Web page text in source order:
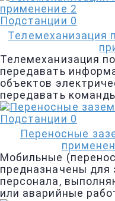
Подстанции 0
Телемеханизация
Телемеханизация
передавать
объектов
передавать
Подстанции 0
Переносные
Мобильные
предназначены
персонала,
или аварийные